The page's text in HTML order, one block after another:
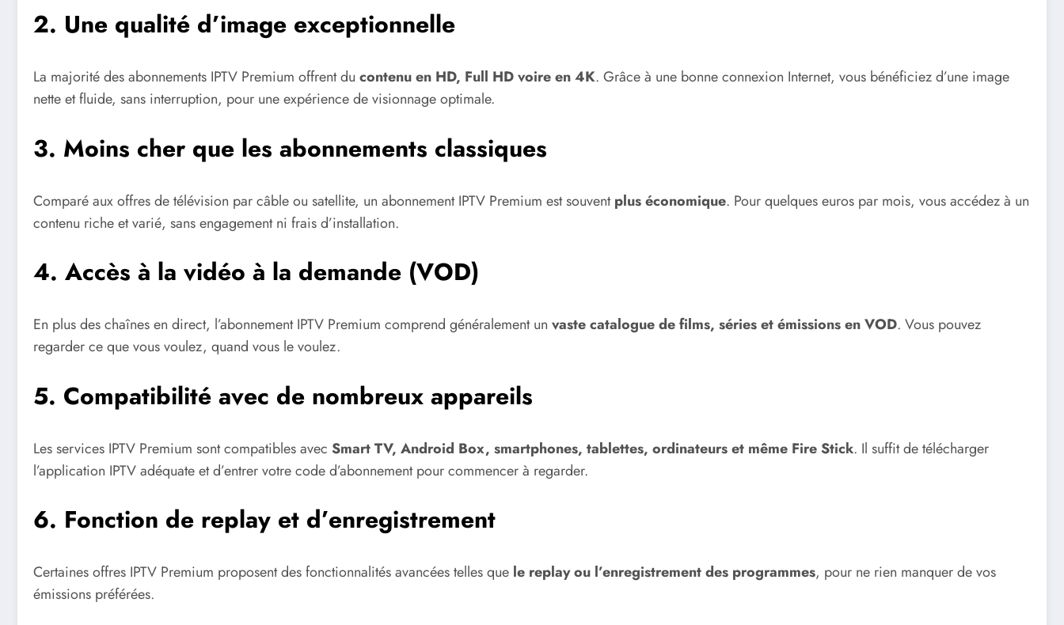
2. Une qualité d’image exceptionnelle
La majorité des abonnements IPTV Premium offrent du contenu en HD, Full HD voire en 4K. Grâce à une bonne connexion Internet, vous bénéficiez d’une image
nette et fluide, sans interruption, pour une expérience de visionnage optimale.
3. Moins cher que les abonnements classiques
Comparé aux offres de télévision par câble ou satellite, un abonnement IPTV Premium est souventplus économique. Pour quelques euros par mois, vous accédez à un
contenu riche et varié, sans engagement ni frais d’installation.
4. Accès à la vidéo à la demande (VOD)
En plus des chaînes en direct, l’abonnement IPTV Premium comprend généralement un vaste catalogue de films, séries et émissions en VOD. Vous pouvez
regarder ce que vous voulez, quand vous le voulez.
5. Compatibilité avec de nombreux appareils
Les services IPTV Premium sont compatibles avec Smart TV, Android Box, smartphones, tablettes, ordinateurs et même Fire Stick. Il suffit de télécharger
l’application IPTV adéquate et d’entrer votre code d’abonnement pour commencer à regarder.
6. Fonction de replay et d’enregistrement
Certaines offres IPTV Premium proposent des fonctionnalités avancées telles que le replay ou l’enregistrement des programmes, pour ne rien manquer de vos
émissions préférées.